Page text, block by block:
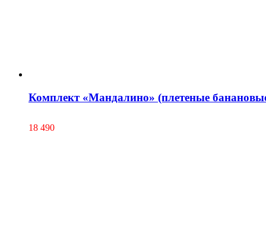
Комплект «Мандалино» (плетеные
18 490